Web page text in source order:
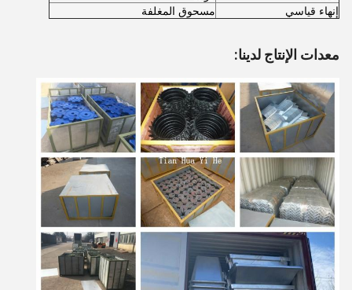
إنهاء قياسي
مسحوق المغلفة
معدات الإنتاج لدينا: